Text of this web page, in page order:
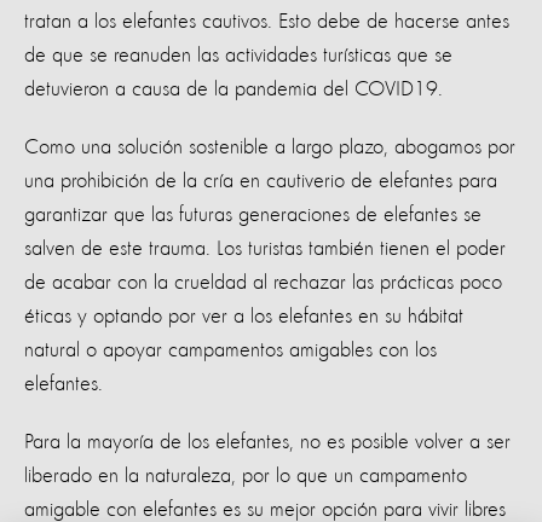
tratan a los elefantes cautivos. Esto debe de hacerse antes
de que se reanuden las actividades turísticas que se
detuvieron a causa de la pandemia del COVID19.
Como una solución sostenible a largo plazo, abogamos por
una prohibición de la cría en cautiverio de elefantes para
garantizar que las futuras generaciones de elefantes se
salven de este trauma. Los turistas también tienen el poder
de acabar con la crueldad al rechazar las prácticas poco
éticas y optando por ver a los elefantes en su hábitat
natural o apoyar campamentos amigables con los
elefantes.
Para la mayoría de los elefantes, no es posible volver a ser
liberado en la naturaleza, por lo que un campamento
amigable con elefantes es su mejor opción para vivir libres